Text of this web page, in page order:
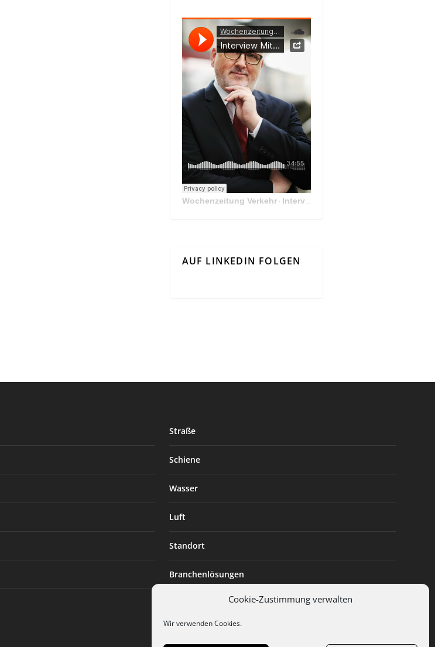
Cookie-Zustimmung verwalten
Wir verwenden Cookies.
Wochenzeitung Verkehr· Interview Mit Andreas Matthä, CEO der ÖBB Holding
AUF LINKEDIN FOLGEN
Straße
Schiene
Wasser
Luft
Standort
Branchenlösungen